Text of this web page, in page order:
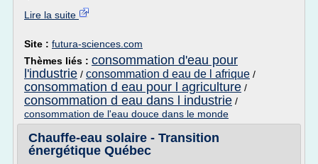
Lire la suite
Site : futura-sciences.com
Thèmes liés : consommation d'eau pour
l'industrie / consommation d eau de l afrique /
consommation d eau pour l agriculture /
consommation d eau dans l industrie /
consommation de l'eau douce dans le monde
Chauffe-eau solaire - Transition
énergétique Québec